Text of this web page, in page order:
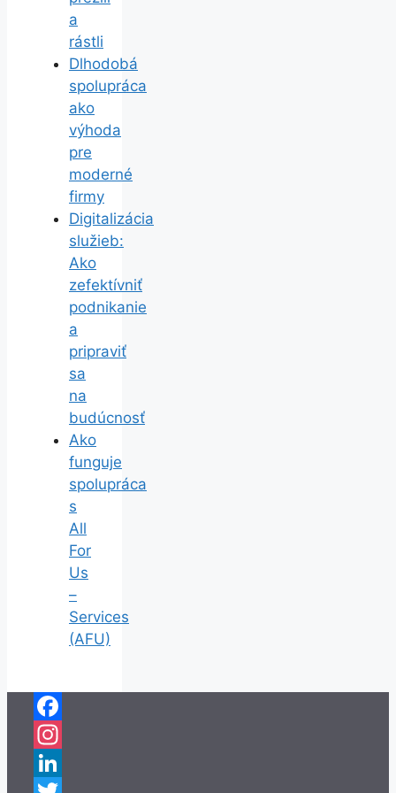
a
rástli
Dlhodobá
spolupráca
ako
výhoda
pre
moderné
firmy
Digitalizácia
služieb:
Ako
zefektívniť
podnikanie
a
pripraviť
sa
na
budúcnosť
Ako
funguje
spolupráca
s
All
For
Us
–
Services
(AFU)
Facebook
Instagram